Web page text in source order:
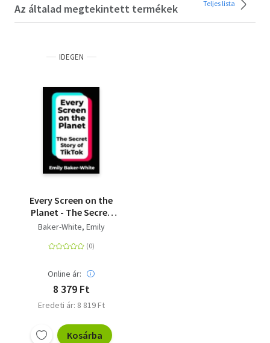
Az általad megtekintett termékek Teljes lista
IDEGEN
Every Screen on the
Planet - The Secret
Story of TikTok
Baker-White, Emily
Online ár:
8 379 Ft
Eredeti ár: 8 819 Ft
Kosárba